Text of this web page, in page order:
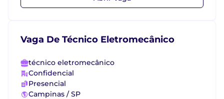
Vaga De Técnico Eletromecânico
técnico eletromecânico
Confidencial
Presencial
Campinas / SP